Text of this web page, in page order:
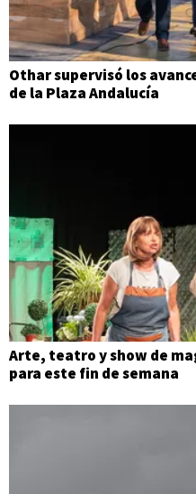
Othar supervisó los
de la Plaza Andalucía
Arte, teatro y show de
para este fin de semana